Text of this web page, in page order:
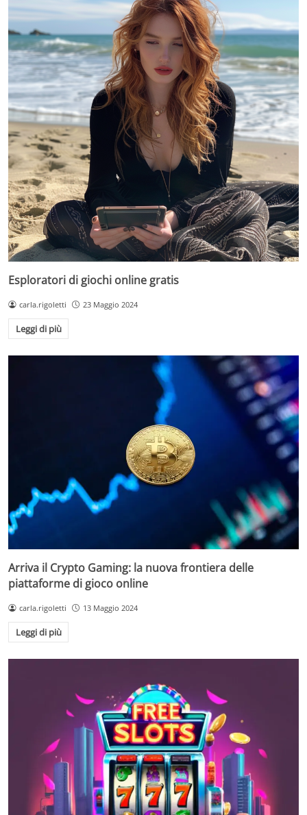
Esploratori di giochi online gratis
carla.rigoletti 23 Maggio 2024
Leggi di più
Arriva il Crypto Gaming: la nuova frontiera delle
piattaforme di gioco online
carla.rigoletti 13 Maggio 2024
Leggi di più